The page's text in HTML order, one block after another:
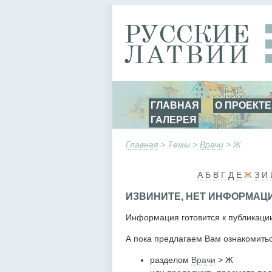
ГЛАВНАЯ О ПРОЕКТЕ
ГАЛЕРЕЯ
Главная > Темы > Врачи > Ж
А Б В Г Д Е Ж З И
ИЗВИНИТЕ, НЕТ
Информация готовится к
А пока предлагаем Вам
разделом Врачи > Ж